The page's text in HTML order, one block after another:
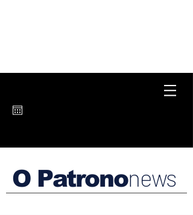
O Patrononews